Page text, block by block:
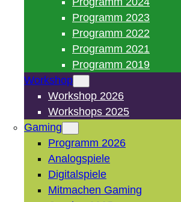
Programm 2023
Programm 2022
Programm 2021
Programm 2019
Workshop
Workshop 2026
Workshops 2025
Gaming
Programm 2026
Analogspiele
Digitalspiele
Mitmachen Gaming